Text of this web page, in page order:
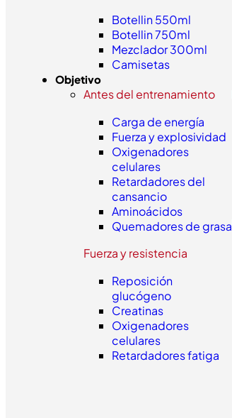
Botellin 550ml
Botellin 750ml
Mezclador 300ml
Camisetas
Objetivo
Antes del entrenamiento
Carga de energía
Fuerza y explosividad
Oxigenadores
celulares
Retardadores del
cansancio
Aminoácidos
Quemadores de grasa
Fuerza y resistencia
Reposición
glucógeno
Creatinas
Oxigenadores
celulares
Retardadores fatiga